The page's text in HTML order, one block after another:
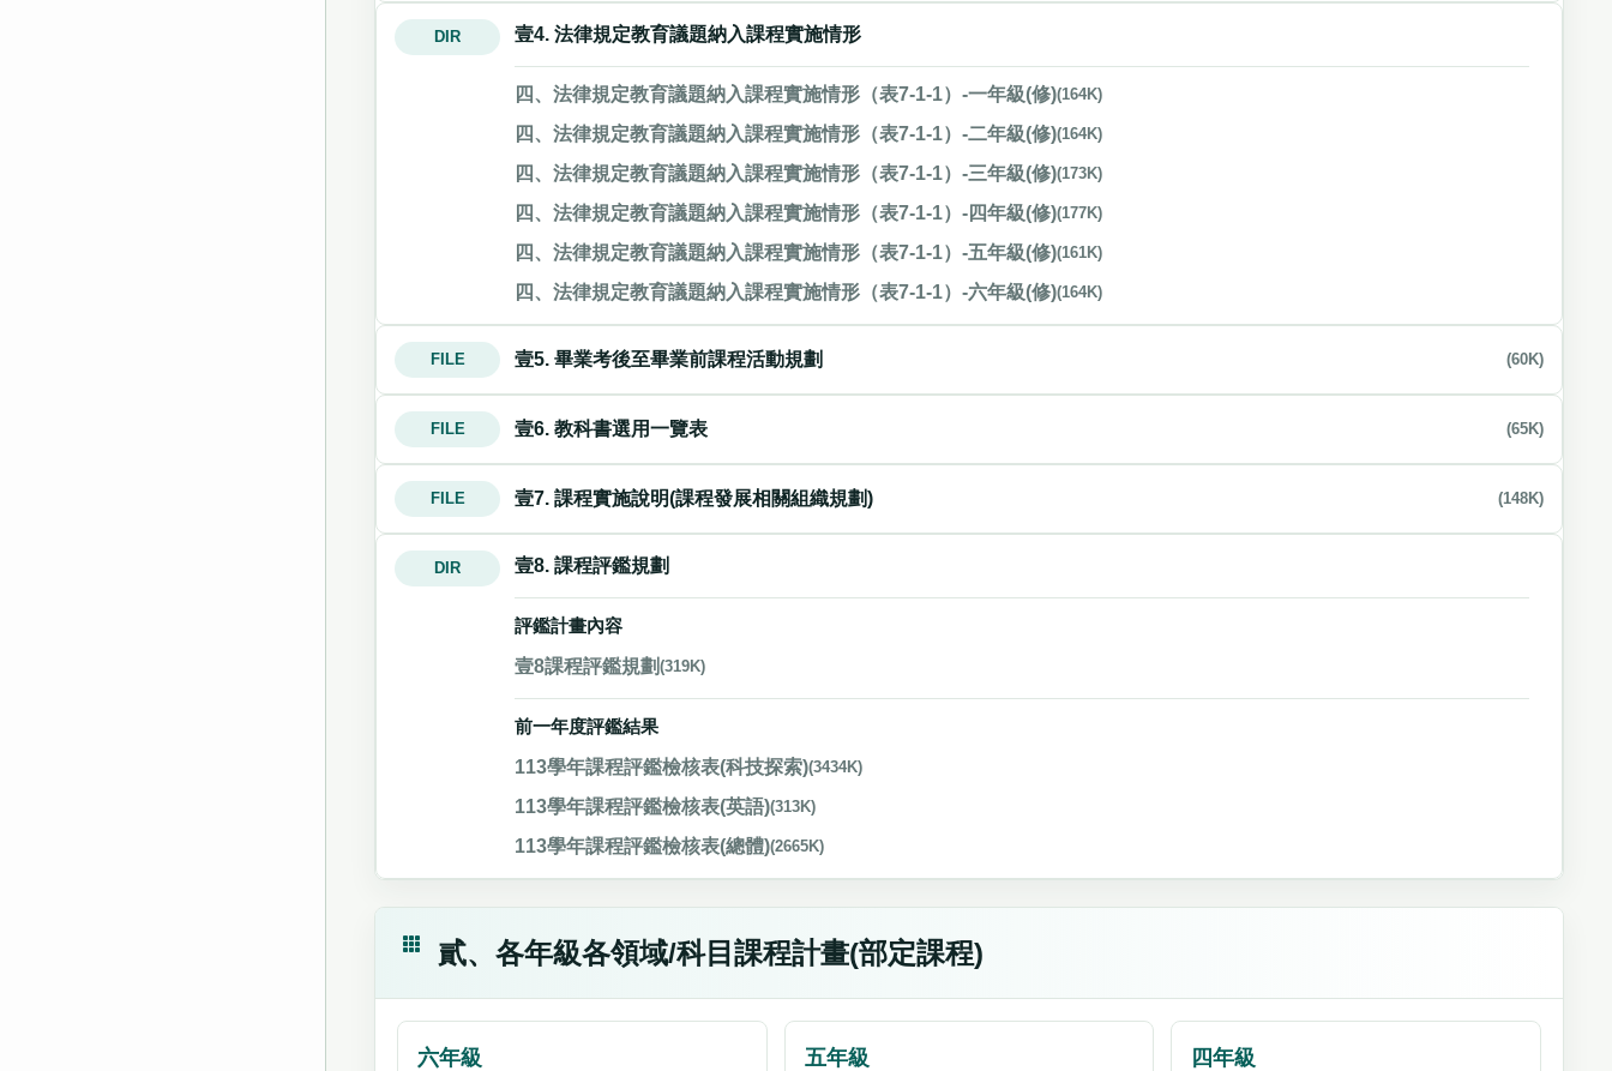
DIR 壹4. 法律規定教育議題納入課程實施情形
四、法律規定教育議題納入課程實施情形（表7-1-1）-一年級(修)(164K)
四、法律規定教育議題納入課程實施情形（表7-1-1）-二年級(修)(164K)
四、法律規定教育議題納入課程實施情形（表7-1-1）-三年級(修)(173K)
四、法律規定教育議題納入課程實施情形（表7-1-1）-四年級(修)(177K)
四、法律規定教育議題納入課程實施情形（表7-1-1）-五年級(修)(161K)
四、法律規定教育議題納入課程實施情形（表7-1-1）-六年級(修)(164K)
FILE 壹5. 畢業考後至畢業前課程活動規劃 (60K)
FILE 壹6. 教科書選用一覽表 (65K)
FILE 壹7. 課程實施說明(課程發展相關組織規劃) (148K)
DIR 壹8. 課程評鑑規劃
評鑑計畫內容
壹8課程評鑑規劃(319K)
前一年度評鑑結果
113學年課程評鑑檢核表(科技探索)(3434K)
113學年課程評鑑檢核表(英語)(313K)
113學年課程評鑑檢核表(總體)(2665K)
貳、各年級各領域/科目課程計畫(部定課程)
六年級 五年級 四年級